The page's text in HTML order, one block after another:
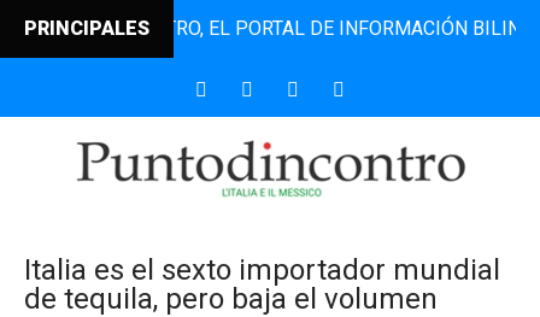
PRINCIPALESEL PORTAL DE INFORMACIÓN BILINGÜE
Italia es el sexto importador mundial
de tequila, pero baja el volumen